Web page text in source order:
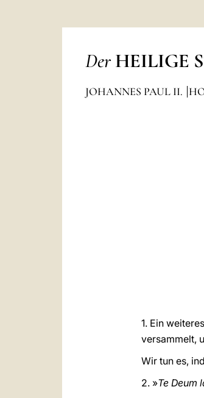
Der HEILIGE
JOHANNES PAUL II.
1. Ein
versammelt,
Wir tun es,
2. »Te Deum